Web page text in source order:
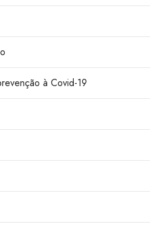
à Covid-19